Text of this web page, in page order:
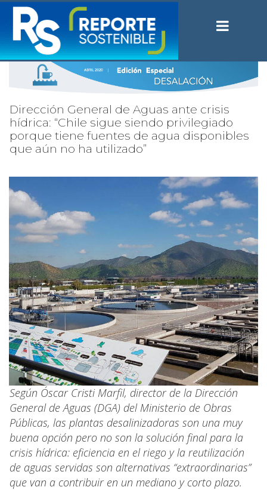
Dirección General de Aguas ante crisis
hídrica: “Chile sigue siendo privilegiado
porque tiene fuentes de agua disponibles
que aún no ha utilizado”
Según Óscar Cristi Marfil, director de la Dirección
General de Aguas (DGA) del Ministerio de Obras
Públicas, las plantas desalinizadoras son una muy
buena opción pero no son la solución final para la
crisis hídrica: eficiencia en el riego y la reutilización
de aguas servidas son alternativas “extraordinarias”
que van a contribuir en un mediano y corto plazo.